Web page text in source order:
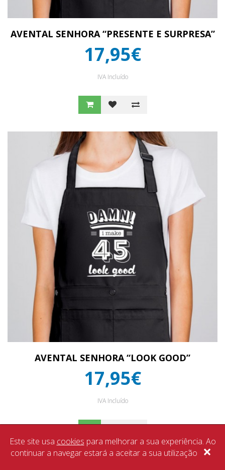
AVENTAL SENHORA “PRESENTE E SURPRESA”
17,95€
IVA Incluído
AVENTAL SENHORA “LOOK GOOD”
17,95€
IVA Incluído
Este site usa cookies para melhorar a sua experiência. Ao
continuar a navegar estará a aceitar a sua utilização ×